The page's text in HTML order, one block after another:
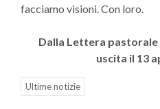
facciamo visioni. Con loro.
Dalla Lettera
uscita il 13
Ultime notizie